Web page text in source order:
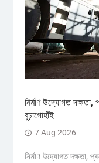
নিৰ্মাণ উদ্যোগত
বুঢ়াগোহাঁই
7 Aug 2026
নিৰ্মাণ উদ্যোগত দক্ষতা,